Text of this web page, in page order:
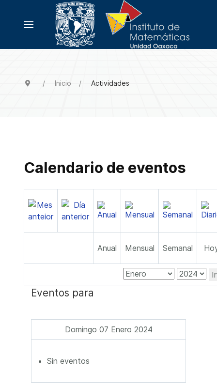
Inicio Actividades
Calendario de eventos
Anual Mensual Semanal
Eventos para
Domingo 07 Enero 2024
Sin eventos